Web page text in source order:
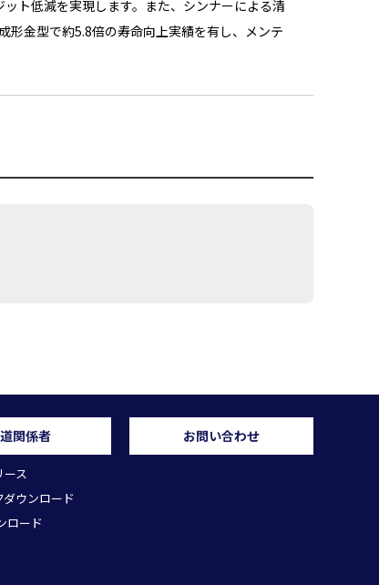
ト低減を実現します。また、シンナーによる清
形金型で約5.8倍の寿命向上実績を有し、メンテ
関係者
ース
ウンロード
ロード
お問い合わせ